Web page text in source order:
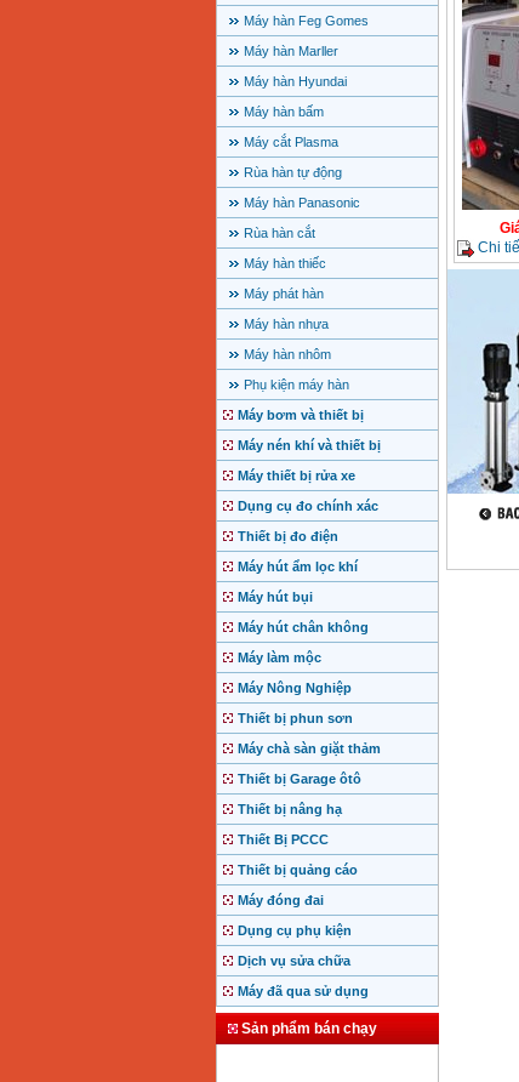
Máy hàn Feg Gomes
Máy hàn Marller
Máy hàn Hyundai
Máy hàn bấm
Máy cắt Plasma
Rùa hàn tự động
Máy hàn Panasonic
Rùa hàn cắt
Máy hàn thiếc
Máy phát hàn
Máy hàn nhựa
Máy hàn nhôm
Phụ kiện máy hàn
Máy bơm và thiết bị
Máy nén khí và thiết bị
Máy thiết bị rửa xe
Dụng cụ đo chính xác
Thiết bị đo điện
Máy hút ẩm lọc khí
Máy hút bụi
Máy hút chân không
Máy làm mộc
Máy Nông Nghiệp
Thiết bị phun sơn
Máy chà sàn giặt thảm
Thiết bị Garage ôtô
Thiết bị nâng hạ
Thiết Bị PCCC
Thiết bị quảng cáo
Máy đóng đai
Dụng cụ phụ kiện
Dịch vụ sửa chữa
Máy đã qua sử dụng
Sản phẩm bán chạy
Chi